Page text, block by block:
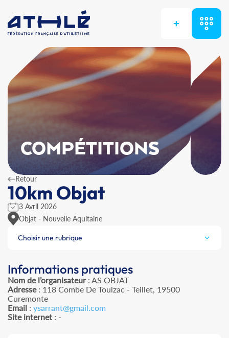
+
COMPÉTITIONS
Retour
10km Objat
3 Avril 2026
Objat - Nouvelle Aquitaine
Choisir une rubrique
Informations pratiques
Nom de l’organisateur: AS OBJAT
Adresse: 118 Combe De Toulzac - Teillet, 19500
Curemonte
Email : ysarrant@gmail.com
Site internet : -